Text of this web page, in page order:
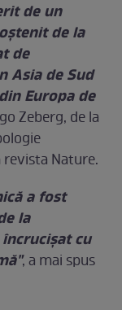
de un
de la
de
Asia de Sud
Europa de
Zeberg, de la
Nature.
a fost
la
cu
, a mai spus